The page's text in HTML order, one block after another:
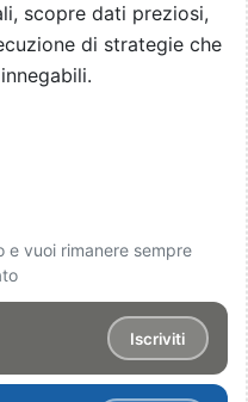
scopre dati preziosi,
di strategie che
e vuoi rimanere sempre
Iscriviti